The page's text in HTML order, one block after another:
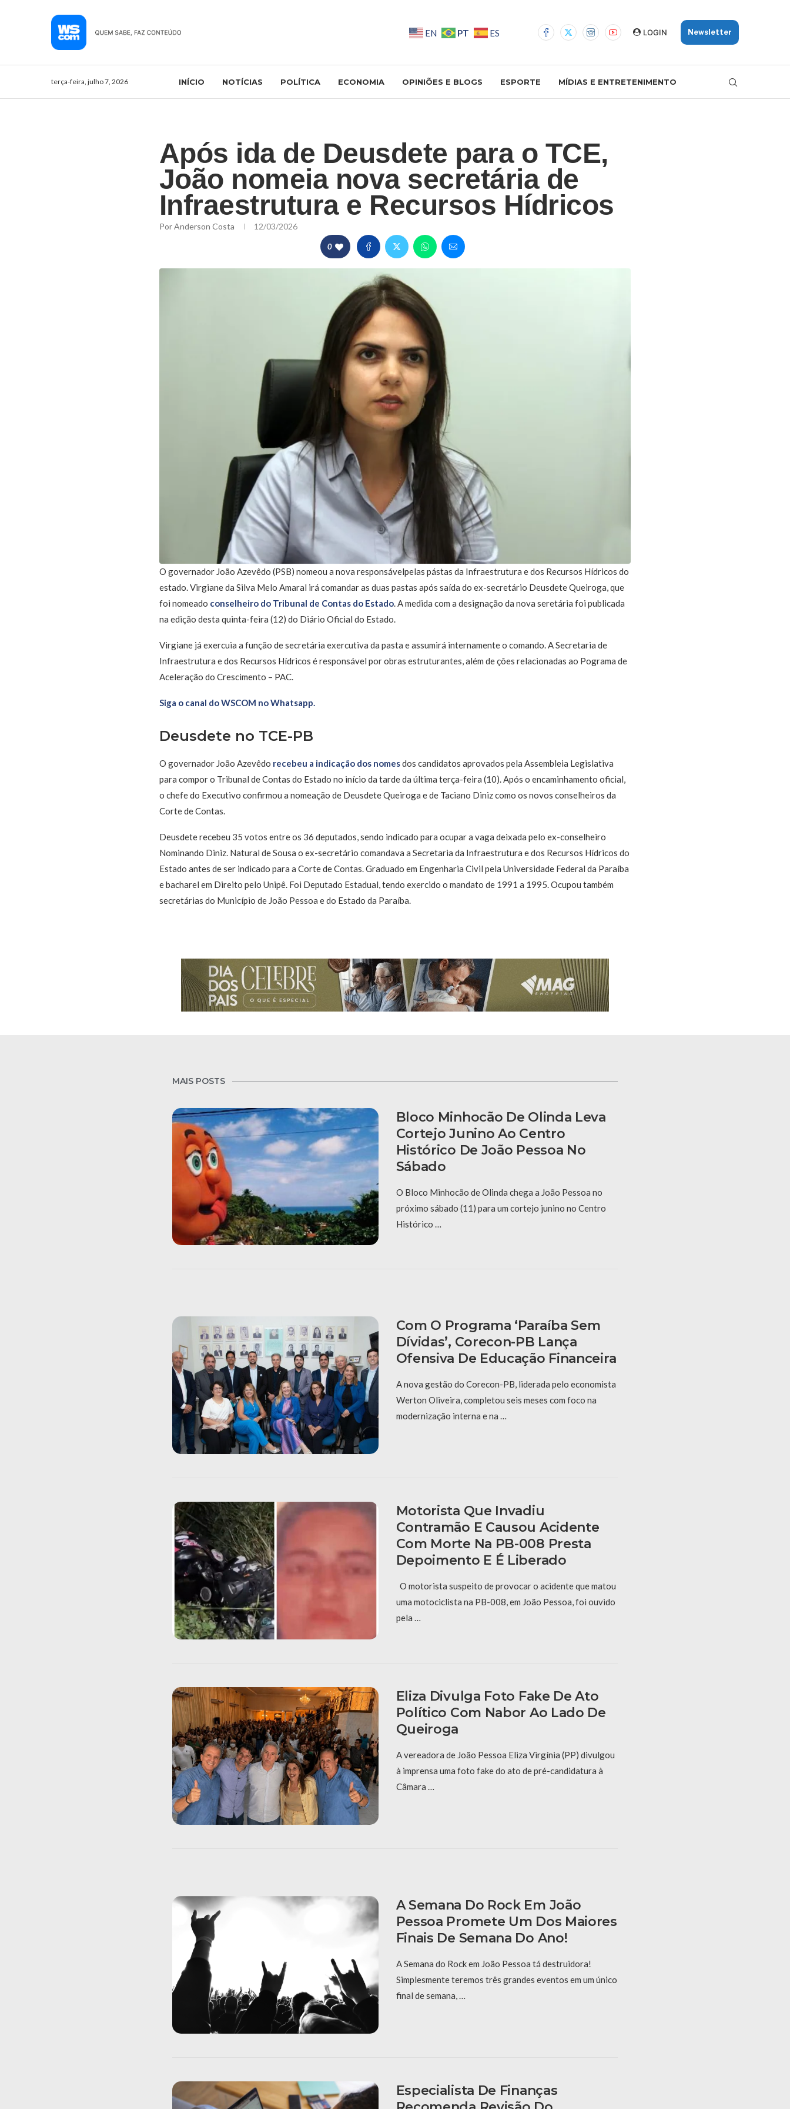
EN PT ES LOGIN Newsletter
terça-feira, julho 7, 2026 INÍCIO NOTÍCIAS POLÍTICA ECONOMIA OPINIÕES E BLOGS ESPORTE MÍDIAS E ENTRETENIMENTO
Após ida de Deusdete para o TCE,
João nomeia nova secretária de
Infraestrutura e Recursos Hídricos
PorAnderson Costa 12/03/2026
0
O governador João Azevêdo (PSB) nomeou a nova responsávelpelas pástas da Infraestrutura e dos Recursos Hídricos do
estado. Virgiane da Silva Melo Amaral irá comandar as duas pastas após saída do ex-secretário Deusdete Queiroga, que
foi nomeado conselheiro do Tribunal de Contas do Estado. A medida com a designação da nova seretária foi publicada
na edição desta quinta-feira (12) do Diário Oficial do Estado.
Virgiane já exercuia a função de secretária exercutiva da pasta e assumirá internamente o comando. A Secretaria de
Infraestrutura e dos Recursos Hídricos é responsável por obras estruturantes, além de ções relacionadas ao Pograma de
Aceleração do Crescimento – PAC.
Siga o canal do WSCOM no Whatsapp.
Deusdete no TCE-PB
O governador João Azevêdo recebeu a indicação dos nomesdos candidatos aprovados pela Assembleia Legislativa
para compor o Tribunal de Contas do Estado no início da tarde da última terça-feira (10). Após o encaminhamento oficial,
o chefe do Executivo confirmou a nomeação de Deusdete Queiroga e de Taciano Diniz como os novos conselheiros da
Corte de Contas.
Deusdete recebeu 35 votos entre os 36 deputados, sendo indicado para ocupar a vaga deixada pelo ex-conselheiro
Nominando Diniz. Natural de Sousa o ex-secretário comandava a Secretaria da Infraestrutura e dos Recursos Hídricos do
Estado antes de ser indicado para a Corte de Contas. Graduado em Engenharia Civil pela Universidade Federal da Paraíba
e bacharel em Direito pelo Unipê. Foi Deputado Estadual, tendo exercido o mandato de 1991 a 1995. Ocupou também
secretárias do Município de João Pessoa e do Estado da Paraíba.
MAIS POSTS
Bloco Minhocão De Olinda Leva
Cortejo Junino Ao Centro
Histórico De João Pessoa No
Sábado
O Bloco Minhocão de Olinda chega a João Pessoa no
próximo sábado (11) para um cortejo junino no Centro
Histórico …
Com O Programa ‘Paraíba Sem
Dívidas’, Corecon-PB Lança
Ofensiva De Educação Financeira
A nova gestão do Corecon-PB, liderada pelo economista
Werton Oliveira, completou seis meses com foco na
modernização interna e na …
Motorista Que Invadiu
Contramão E Causou Acidente
Com Morte Na PB-008 Presta
Depoimento E É Liberado
O motorista suspeito de provocar o acidente que matou
uma motociclista na PB-008, em João Pessoa, foi ouvido
pela …
Eliza Divulga Foto Fake De Ato
Político Com Nabor Ao Lado De
Queiroga
A vereadora de João Pessoa Eliza Virgínia (PP) divulgou
à imprensa uma foto fake do ato de pré-candidatura à
Câmara …
A Semana Do Rock Em João
Pessoa Promete Um Dos Maiores
Finais De Semana Do Ano!
A Semana do Rock em João Pessoa tá destruidora!
Simplesmente teremos três grandes eventos em um único
final de semana, …
Especialista De Finanças